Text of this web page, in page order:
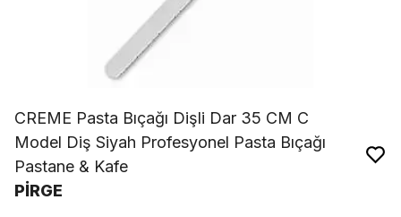
CREME Pasta Bıçağı Dişli Dar 35 CM C
Model Diş Siyah Profesyonel Pasta Bıçağı
Pastane & Kafe
PİRGE